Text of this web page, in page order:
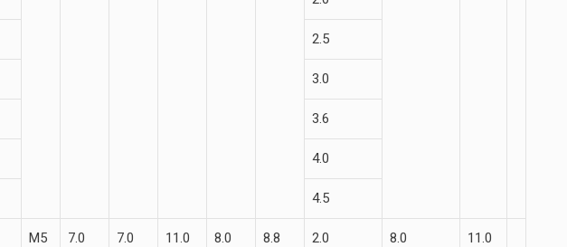
2.5
3.0
3.6
4.0
4.5
М5 7.0 7.0 11.0 8.0 8.8 2.0 8.0 11.0